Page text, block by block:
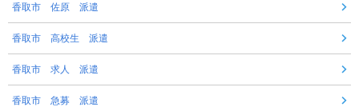
香取市 佐原 派遣
香取市 高校生 派遣
香取市 求人 派遣
香取市 急募 派遣